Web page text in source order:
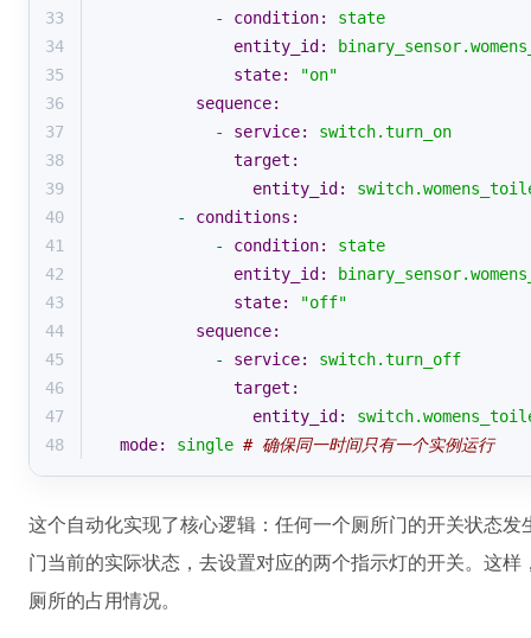
33
- condition:
state
34
entity_id:
35
state:
"on"
36
sequence:
37
- service:
switch.turn_on
38
target:
39
entity_id:
40
-
conditions:
41
- condition:
state
42
entity_id:
43
state:
"off"
44
sequence:
45
- service:
switch.turn_off
46
target:
47
entity_id:
48
mode: single # 确保同一时间只有一个实例运行
这个自动化实现了核心逻辑：任何一个厕所门的开关状态
门当前的实际状态，去设置对应的两个指示灯的开关。这
厕所的占用情况。